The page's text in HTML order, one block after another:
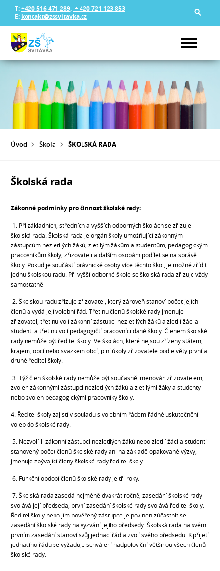
T:+420 516 471 289, + 420 721 123 853
E: kontakt@zssvitavka.cz
Úvod Škola ŠKOLSKÁ RADA
Školská rada
Zákonné podmínky pro činnost školské rady:
1. Při základních, středních a vyšších odborných školách se zřizuje
školská rada. Školská rada je orgán školy umožňující zákonným
zástupcům nezletilých žáků, zletilým žákům a studentům, pedagogickým
pracovníkům školy, zřizovateli a dalším osobám podílet se na správě
školy. Pokud je součástí právnické osoby více těchto škol, je možné zřídit
jednu školskou radu. Při vyšší odborné škole se školská rada zřizuje vždy
samostatně
2. Školskou radu zřizuje zřizovatel, který zároveň stanoví počet jejích
členů a vydá její volební řád. Třetinu členů školské rady jmenuje
zřizovatel, třetinu volí zákonní zástupci nezletilých žáků a zletilí žáci a
studenti a třetinu volí pedagogičtí pracovníci dané školy. Členem školské
rady nemůže být ředitel školy. Ve školách, které nejsou zřízeny státem,
krajem, obcí nebo svazkem obcí, plní úkoly zřizovatele podle věty první a
druhé ředitel školy.
3. Týž člen školské rady nemůže být současně jmenován zřizovatelem,
zvolen zákonnými zástupci nezletilých žáků a zletilými žáky a studenty
nebo zvolen pedagogickými pracovníky školy.
4. Ředitel školy zajistí v souladu s volebním řádem řádné uskutečnění
voleb do školské rady.
5. Nezvolí-li zákonní zástupci nezletilých žáků nebo zletilí žáci a studenti
stanovený počet členů školské rady ani na základě opakované výzvy,
jmenuje zbývající členy školské rady ředitel školy.
6. Funkční období členů školské rady je tři roky.
7. Školská rada zasedá nejméně dvakrát ročně; zasedání školské rady
svolává její předseda, první zasedání školské rady svolává ředitel školy.
Ředitel školy nebo jím pověřený zástupce je povinen zúčastnit se
zasedání školské rady na vyzvání jejího předsedy. Školská rada na svém
prvním zasedání stanoví svůj jednací řád a zvolí svého předsedu. K přijetí
jednacího řádu se vyžaduje schválení nadpoloviční většinou všech členů
školské rady.